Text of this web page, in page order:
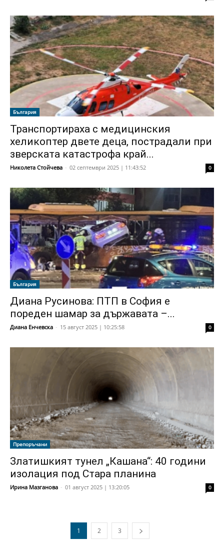
България
Транспортираха с медицинския
хеликоптер двете деца, пострадали при
зверската катастрофа край...
Николета Стойчева - 02 септември 2025 | 11:43:52 0
България
Диана Русинова: ПТП в София е
пореден шамар за държавата –...
Диана Енчевска - 15 август 2025 | 10:25:58 0
Препоръчани
Златишкият тунел „Кашана“: 40 години
изолация под Стара планина
Ирина Мазганова - 01 август 2025 | 13:20:05 0
1 2 3